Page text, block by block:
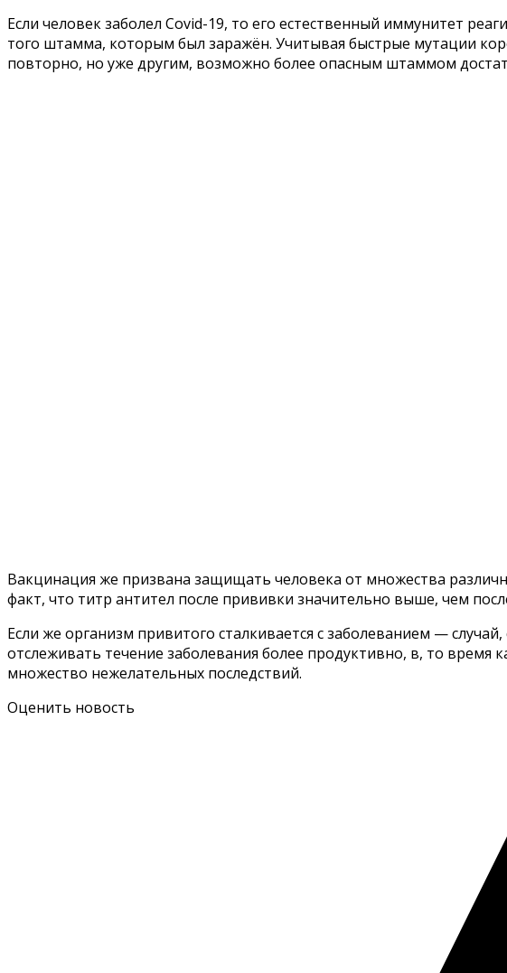
Если человек заболел Covid-19, то его естественный иммунитет
того штамма, которым был заражён. Учитывая быстрые мутации
повторно, но уже другим, возможно более опасным штаммом
Вакцинация же призвана защищать человека от множества
факт, что титр антител после прививки значительно выше, чем
Если же организм привитого сталкивается с заболеванием —
отслеживать течение заболевания более продуктивно, в, то
множество нежелательных последствий.
Оценить новость